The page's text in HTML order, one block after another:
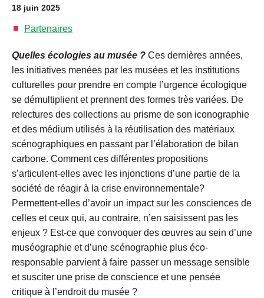
18 juin 2025
Partenaires
Quelles écologies au musée ? Ces dernières années,
les initiatives menées par les musées et les institutions
culturelles pour prendre en compte l’urgence écologique
se démultiplient et prennent des formes très variées. De
relectures des collections au prisme de son iconographie
et des médium utilisés à la réutilisation des matériaux
scénographiques en passant par l’élaboration de bilan
carbone. Comment ces différentes propositions
s’articulent-elles avec les injonctions d’une partie de la
société de réagir à la crise environnementale?
Permettent-elles d’avoir un impact sur les consciences de
celles et ceux qui, au contraire, n’en saisissent pas les
enjeux ? Est-ce que convoquer des œuvres au sein d’une
muséographie et d’une scénographie plus éco-
responsable parvient à faire passer un message sensible
et susciter une prise de conscience et une pensée
critique à l’endroit du musée ?